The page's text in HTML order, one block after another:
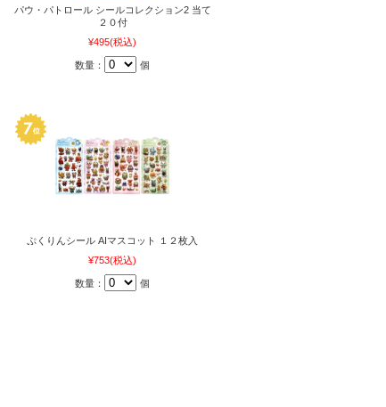
パウ・パトロール シールコレクション2 当て
２０付
¥495(税込)
数量： 個
ぷくりんシール AIマスコット １２枚入
¥753(税込)
数量： 個